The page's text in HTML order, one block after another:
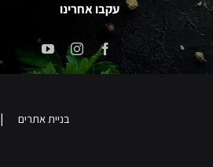
עקבו אחרינו
בניית אתרים|